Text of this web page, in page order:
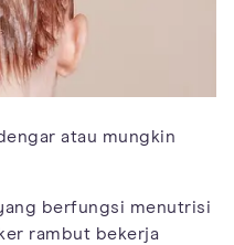
atau mungkin
berfungsi menutrisi
rambut bekerja